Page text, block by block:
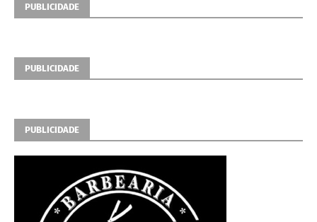
PUBLICIDADE
PUBLICIDADE
PUBLICIDADE